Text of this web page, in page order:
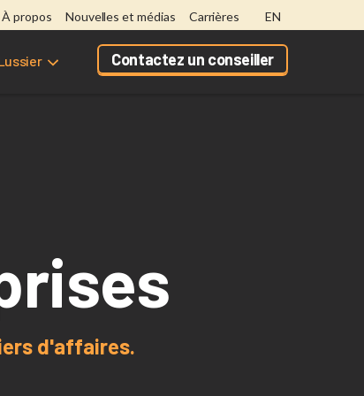
À propos Nouvelles et médias Carrières EN
Contactez un conseiller
d'affaires.